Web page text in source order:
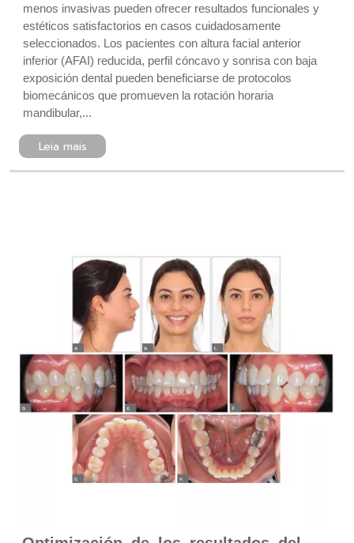
menos invasivas pueden ofrecer resultados funcionales y
estéticos satisfactorios en casos cuidadosamente
seleccionados. Los pacientes con altura facial anterior
inferior (AFAI) reducida, perfil cóncavo y sonrisa con baja
exposición dental pueden beneficiarse de protocolos
biomecánicos que promueven la rotación horaria
mandibular,...
Leia mais